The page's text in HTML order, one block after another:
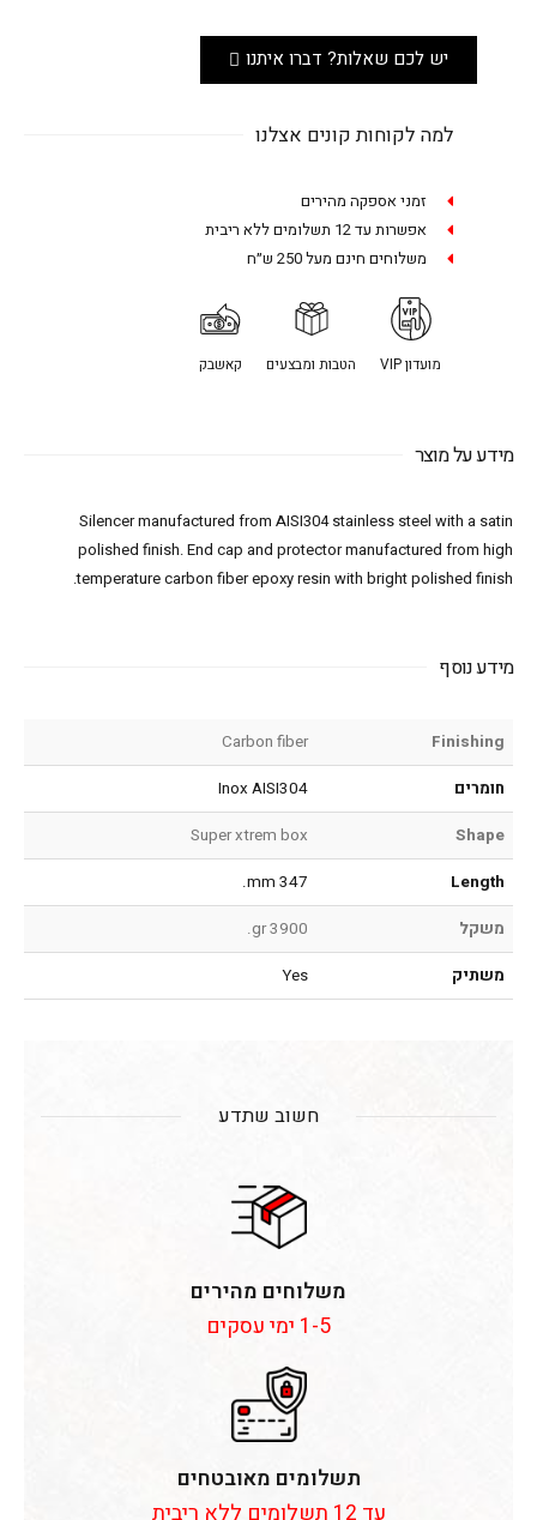
יש לכם שאלות? דברו איתנו
למה לקוחות קונים אצלנו
זמני אספקה מהירים
אפשרות עד 12 תשלומים ללא ריבית
משלוחים חינם מעל 250 ש״ח
מועדון VIP הטבות ומבצעים קאשבק
מידע על מוצר
Silencer manufactured from AISI304 stainless steel with a satin
polished finish. End cap and protector manufactured from high
temperature carbon fiber epoxy resin with bright polished finish.
מידע נוסף
Finishing
Carbon fiber
חומרים
Inox AISI304
Shape
Super xtrem box
Length
347 mm.
משקל
3900 gr.
משתיק
Yes
חשוב שתדע
משלוחים מהירים
1-5 ימי עסקים
תשלומים מאובטחים